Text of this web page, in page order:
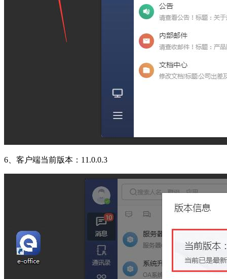
6、客户端当前版本：11.0.0.3